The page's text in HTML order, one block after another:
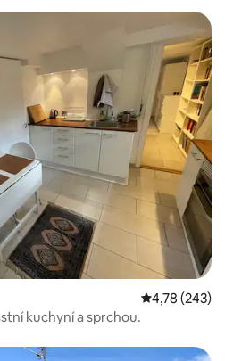
Průměrné
4,78 (243)
kuchyní a sprchou.